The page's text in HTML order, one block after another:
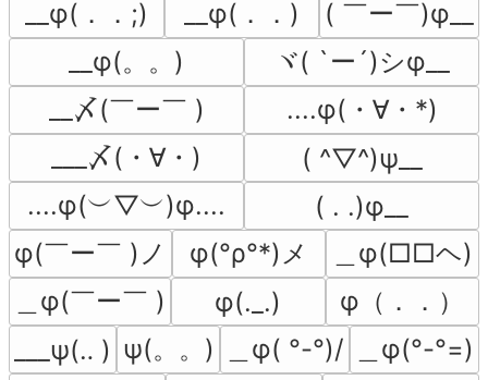
__φ(．．;) __φ(．．)
( ￣ー￣)φ__
__φ(。。)
ヾ( `ー´)シφ__
__〆(￣ー￣ )
....φ(・∀・*)
___〆(・∀・)
( ^▽^)ψ__
....φ(︶▽︶)φ....
( . .)φ__
φ(￣ー￣ )ノ
φ(°ρ°*)メ
＿φ(□□ヘ)
＿φ(￣ー￣ )
φ(._.)
φ（．．）
___ψ(‥ ) ψ(。。) ＿φ( °-°)/
＿φ(°-°=)